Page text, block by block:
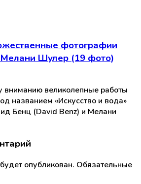
фотографии
Шулер (19 фото)
великолепные работы
названием «Искусство и вода»
Бенц (David Benz) и Мелани
опубликован. Обязательные